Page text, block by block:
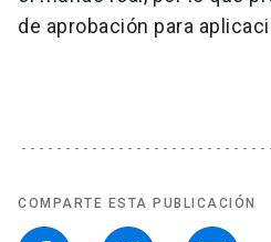
de aprobación para
COMPARTE ESTA PUBLICACIÓN